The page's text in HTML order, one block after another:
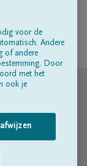
voor de
Andere
of andere
Door
met het
ook je